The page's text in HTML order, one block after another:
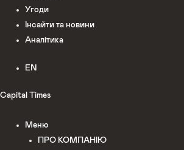
Угоди
Інсайти та новини
Аналітика
EN
Capital Times
Меню
ПРО КОМПАНІЮ